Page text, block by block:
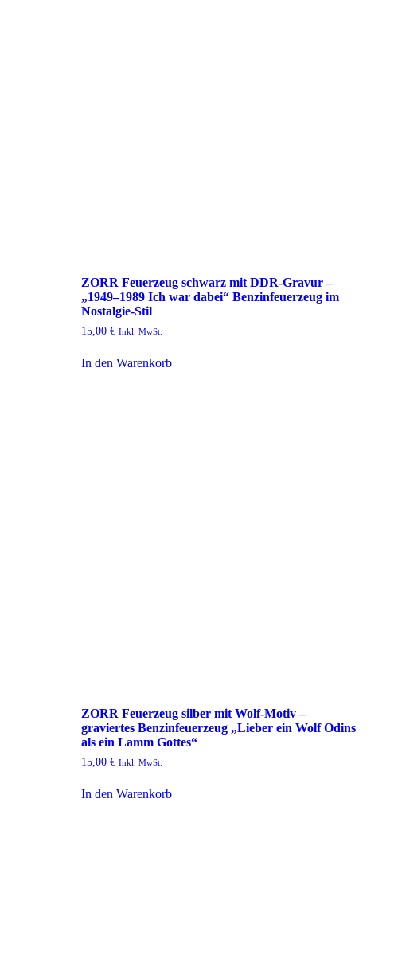
ZORR Feuerzeug schwarz mit DDR-Gravur –
„1949–1989 Ich war dabei“ Benzinfeuerzeug im
Nostalgie-Stil
15,00 € Inkl. MwSt.
In den Warenkorb
ZORR Feuerzeug silber mit Wolf-Motiv –
graviertes Benzinfeuerzeug „Lieber ein Wolf Odins
als ein Lamm Gottes“
15,00 € Inkl. MwSt.
In den Warenkorb